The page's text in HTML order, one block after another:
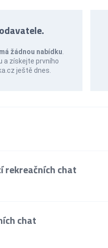
žádnou nabídku
a získejte prvního
ještě dnes.
rekreačních chat
chat